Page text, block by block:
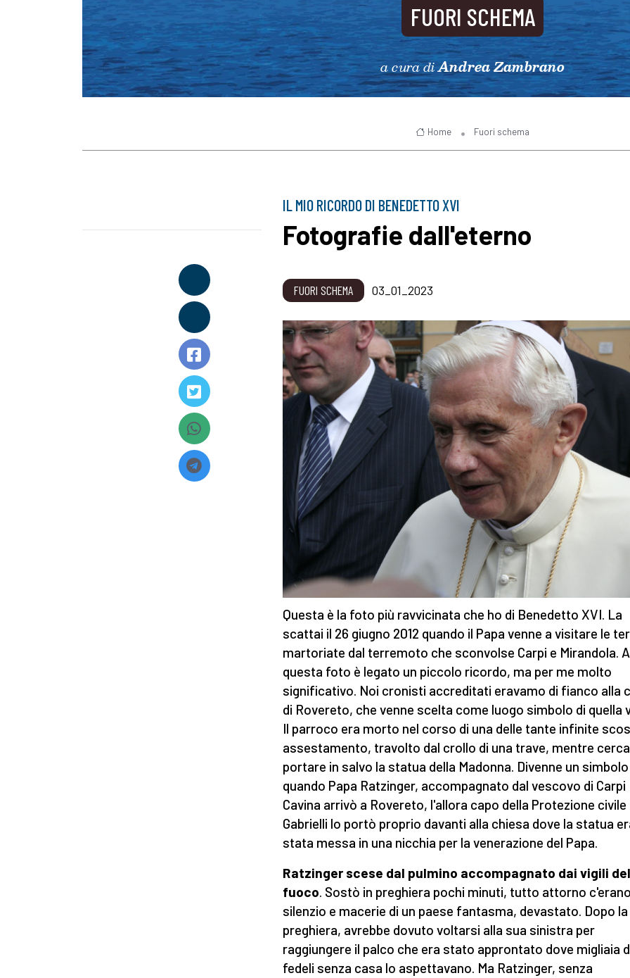
FUORI SCHEMA
a cura diAndrea Zambrano
Home Fuori schema
IL MIO RICORDO DI BENEDETTO XVI
Fotografie dall'eterno
FUORI SCHEMA 03_01_2023
Questa è la foto più ravvicinata che ho di Benedetto XVI. La
scattai il 26 giugno 2012 quando il Papa venne a visitare le
martoriate dal terremoto che sconvolse Carpi e Mirandola. A
questa foto è legato un piccolo ricordo, ma per me molto
significativo. Noi cronisti accreditati eravamo di fianco alla
di Rovereto, che venne scelta come luogo simbolo di quella
Il parroco era morto nel corso di una delle tante infinite
assestamento, travolto dal crollo di una trave, mentre
portare in salvo la statua della Madonna. Divenne un simbolo
quando Papa Ratzinger, accompagnato dal vescovo di Carpi
Cavina arrivò a Rovereto, l'allora capo della Protezione civile
Gabrielli lo portò proprio davanti alla chiesa dove la statua
stata messa in una nicchia per la venerazione del Papa.
Ratzinger scese dal pulmino accompagnato dai vigili del
fuoco. Sostò in preghiera pochi minuti, tutto attorno c'erano
silenzio e macerie di un paese fantasma, devastato. Dopo la
preghiera, avrebbe dovuto voltarsi alla sua sinistra per
raggiungere il palco che era stato approntato dove migliaia
fedeli senza casa lo aspettavano. Ma Ratzinger, senza